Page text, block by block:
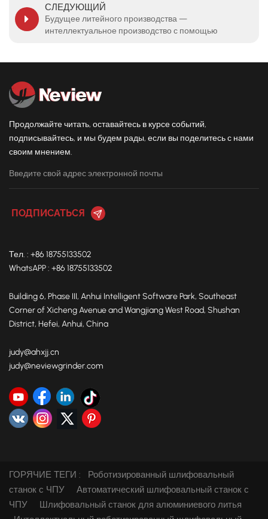
СЛЕДУЮЩИЙ
Будущее литейного производства —
интеллектуальное производство с помощью
Продолжайте читать, оставайтесь в курсе событий,
подписывайтесь, и мы будем рады, если вы поделитесь с нами
своим мнением.
Тел. : +86 18755133502
WhatsAPP : +86 18755133502
Building 6, Phase III, Anhui Intelligent Software Park, Southeast
Corner of Xicheng Avenue and Wangjiang West Road, Shushan
District, Hefei, Anhui, China
judy@ahxjj.cn
judy@neviewgrinder.com
ГОРЯЧИЕ ТЕГИ :
Роботизированный шлифовальный
станок с ЧПУ
Автоматический шлифовальный станок с
ЧПУ
Шлифовальный станок для алюминиевого литья